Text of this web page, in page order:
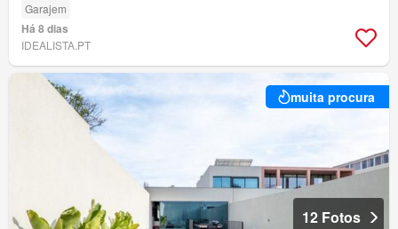
Garajem
Há 8 dias
IDEALISTA.PT
muita procura
12 Fotos